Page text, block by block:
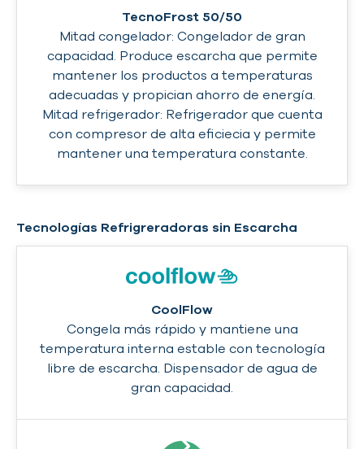
TecnoFrost 50/50
Mitad congelador: Congelador de gran
capacidad. Produce escarcha que permite
mantener los productos a temperaturas
adecuadas y propician ahorro de energía.
Mitad refrigerador: Refrigerador que cuenta
con compresor de alta eficiecia y permite
mantener una temperatura constante.
Tecnologías Refrigreradoras sin Escarcha
CoolFlow
Congela más rápido y mantiene una
temperatura interna estable con tecnología
libre de escarcha. Dispensador de agua de
gran capacidad.